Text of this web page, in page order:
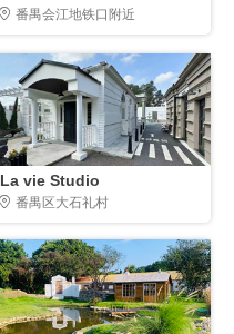
番禺会江地铁口附近
La vie Studio
番禺区大石礼村